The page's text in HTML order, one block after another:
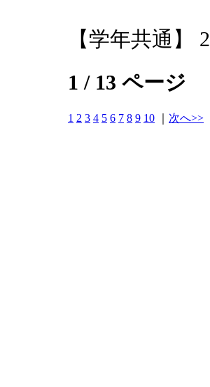
【学年共通】
1 / 13 ページ
1 2 3 4 5 6 7 8 9 10 次へ>>